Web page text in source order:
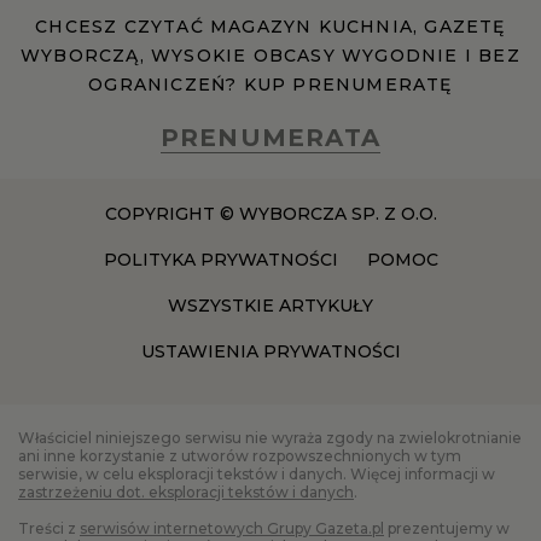
RZESZÓW
SOSNOWIEC
SZCZECIN
TRÓJMIASTO
WAŁBRZYCH
WARSZAWA
CHCESZ CZYTAĆ MAGAZYN KUCHNIA, GAZETĘ
WYBORCZĄ, WYSOKIE OBCASY WYGODNIE I BEZ
OGRANICZEŃ? KUP PRENUMERATĘ
PRENUMERATA
COPYRIGHT © WYBORCZA SP. Z O.O.
POLITYKA PRYWATNOŚCI POMOC
WSZYSTKIE ARTYKUŁY
USTAWIENIA PRYWATNOŚCI
Właściciel niniejszego serwisu nie wyraża zgody na zwielokrotnianie
ani inne korzystanie z utworów rozpowszechnionych w tym
serwisie, w celu eksploracji tekstów i danych. Więcej informacji w
zastrzeżeniu dot. eksploracji tekstów i danych.
Treści z serwisów internetowych Grupy Gazeta.pl prezentujemy w